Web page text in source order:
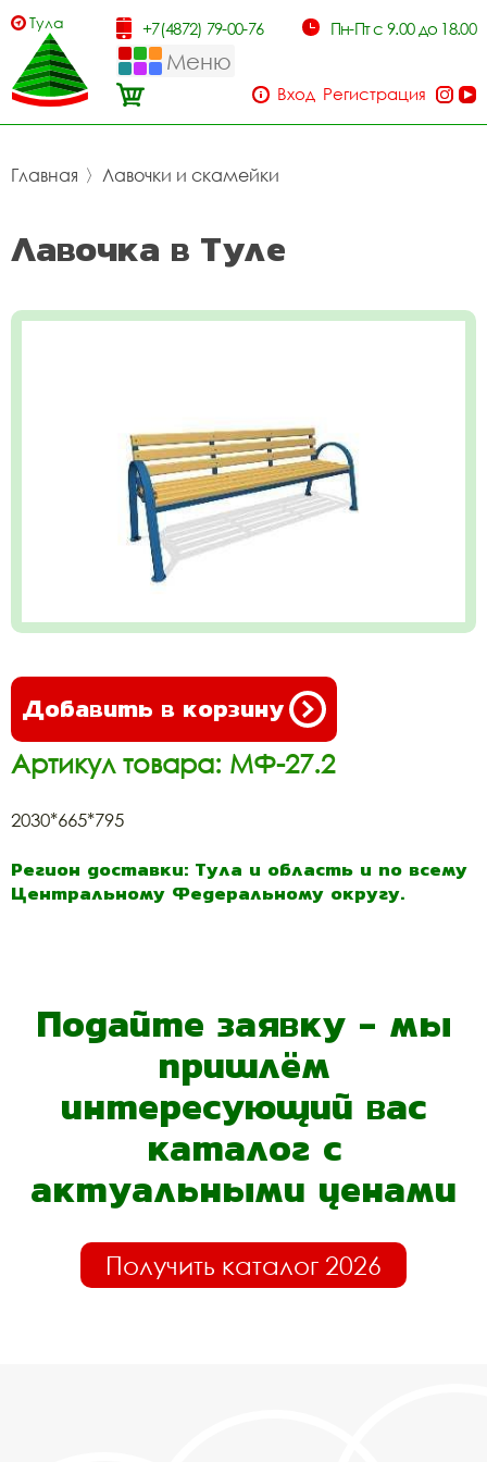
Тула +7(4872) 79-00-76 Пн-Пт с 9.00 до 18.00
Меню
Вход Регистрация
Главная 〉 Лавочки и скамейки
Лавочка в Туле
Добавить в корзину
Артикул товара: МФ-27.2
2030*665*795
Регион доставки: Тула и область и по всему
Центральному Федеральному округу.
Подайте заявку - мы
пришлём
интересующий вас
каталог с
актуальными ценами
Получить каталог 2026